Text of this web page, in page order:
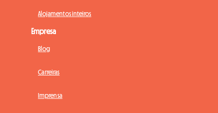
Alojamentos inteiros
Empresa
Blog
Carreiras
Imprensa